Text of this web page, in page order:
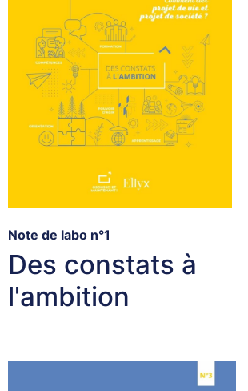
Note de labo n°1
Des constats à
l'ambition